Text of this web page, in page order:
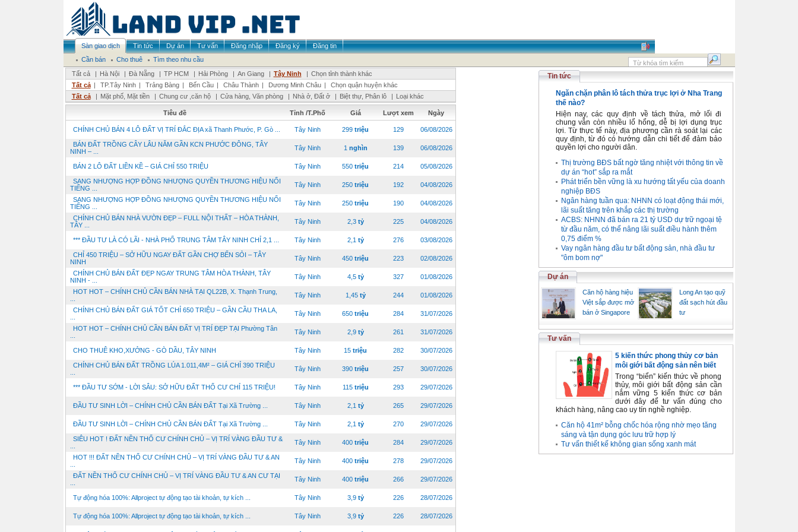
Sàn giao dịch Tin tức Dự án Tư vấn Đăng nhập Đăng ký
Đăng tin
Cần bán
Cho thuê
Tìm theo nhu cầu
Tất cả
| Hà Nội | Đà Nẵng | TP HCM | Hải Phòng | An Giang | Tây Ninh | Chọn tỉnh thành khác
Tất cả | TP.Tây Ninh | Trảng Bàng | Bến Cầu | Châu Thành | Dương Minh Châu |
Chọn quận huyện khác
Tất cả
| Mặt phố, Mặt tiền | Chung cư ,căn hộ | Cửa hàng, Văn phòng | Nhà ở, Đất ở | Biệt thự, Phân lô | Loại khác
Tiêu đề Tỉnh /T.Phố Giá Lượt xem Ngày
CHÍNH CHỦ BÁN 4 LÔ ĐẤT VỊ TRÍ ĐẮC ĐỊA xã Thanh Phước, P. Gò ... Tây Ninh 299 triệu 129 06/08/2026
BÁN ĐẤT TRỒNG CÂY LÂU NĂM GẦN KCN PHƯỚC ĐÔNG, TÂY
NINH – ...
Tây Ninh 1 nghìn 139 06/08/2026
BÁN 2 LÔ ĐẤT LIỀN KỀ – GIÁ CHỈ 550 TRIỆU Tây Ninh 550 triệu 214 05/08/2026
SANG NHƯỢNG HỢP ĐỒNG NHƯỢNG QUYỀN THƯƠNG HIỆU NỔI
TIẾNG ...
Tây Ninh 250 triệu 192 04/08/2026
SANG NHƯỢNG HỢP ĐỒNG NHƯỢNG QUYỀN THƯƠNG HIỆU NỔI
TIẾNG ...
Tây Ninh 250 triệu 190 04/08/2026
CHÍNH CHỦ BÁN NHÀ VƯỜN ĐẸP – FULL NỘI THẤT – HÒA THÀNH,
TÂY ...
Tây Ninh 2,3 tỷ 225 04/08/2026
*** ĐẦU TƯ LÀ CÓ LÃI - NHÀ PHỐ TRUNG TÂM TÂY NINH CHỈ 2,1 ... Tây Ninh 2,1 tỷ 276 03/08/2026
CHỈ 450 TRIỆU – SỞ HỮU NGAY ĐẤT GẦN CHỢ BẾN SỎI – TÂY
NINH
Tây Ninh 450 triệu 223 02/08/2026
CHÍNH CHỦ BÁN ĐẤT ĐẸP NGAY TRUNG TÂM HÒA THÀNH, TÂY
NINH - ...
Tây Ninh 4,5 tỷ 327 01/08/2026
HOT HOT – CHÍNH CHỦ CẦN BÁN NHÀ TẠI QL22B, X. Thạnh Trung,
Tây Ninh 1,45 tỷ 244 01/08/2026
CHÍNH CHỦ BÁN ĐẤT GIÁ TỐT CHỈ 650 TRIỆU – GẦN CẦU THA LA,
Tây Ninh 650 triệu 284 31/07/2026
HOT HOT – CHÍNH CHỦ CẦN BÁN ĐẤT VỊ TRÍ ĐẸP TẠI Phường Tân
Tây Ninh 2,9 tỷ 261 31/07/2026
CHO THUÊ KHO,XƯỞNG - GÒ DẦU, TÂY NINH Tây Ninh 15 triệu 282 30/07/2026
CHÍNH CHỦ BÁN ĐẤT TRỒNG LÚA 1.011,4M² – GIÁ CHỈ 390 TRIỆU
Tây Ninh 390 triệu 257 30/07/2026
*** ĐẦU TƯ SỚM - LỜI SÂU: SỞ HỮU ĐẤT THỔ CƯ CHỈ 115 TRIỆU! Tây Ninh 115 triệu 293 29/07/2026
ĐẦU TƯ SINH LỜI – CHÍNH CHỦ CẦN BÁN ĐẤT Tại Xã Trường ... Tây Ninh 2,1 tỷ 265 29/07/2026
ĐẦU TƯ SINH LỜI – CHÍNH CHỦ CẦN BÁN ĐẤT Tại Xã Trường ... Tây Ninh 2,1 tỷ 270 29/07/2026
SIÊU HOT ! ĐẤT NỀN THỔ CƯ CHÍNH CHỦ – VỊ TRÍ VÀNG ĐẦU TƯ &
Tây Ninh 400 triệu 284 29/07/2026
HOT !!! ĐẤT NỀN THỔ CƯ CHÍNH CHỦ – VỊ TRÍ VÀNG ĐẦU TƯ & AN
Tây Ninh 400 triệu 278 29/07/2026
ĐẤT NỀN THỔ CƯ CHÍNH CHỦ – VỊ TRÍ VÀNG ĐẦU TƯ & AN CƯ TẠI
Tây Ninh 400 triệu 266 29/07/2026
Tự động hóa 100%: Allproject tự động tạo tài khoản, tự kích ... Tây Ninh 3,9 tỷ 226 28/07/2026
Tự động hóa 100%: Allproject tự động tạo tài khoản, tự kích ... Tây Ninh 3,9 tỷ 226 28/07/2026
Tin tức
Ngăn chặn phân lô tách thửa trục lợi ở Nha Trang
thế nào?
Hiện nay, các quy định về tách thửa, mở lối đi
chung vẫn còn nhiều lổ hổng, dễ bị lợi dụng trục
lợi. Từ thực tế này, địa phương cần rà soát lại các
quy định, từ đó có hướng dẫn chi tiết để đảm bảo
quyền lợi cho người dân.
Thị trường BĐS bất ngờ tăng nhiệt với thông tin về
dự án “hot” sắp ra mắt
Phát triển bền vững là xu hướng tất yếu của doanh
nghiệp BĐS
Ngân hàng tuần qua: NHNN có loạt động thái mới,
lãi suất tăng trên khắp các thị trường
ACBS: NHNN đã bán ra 21 tỷ USD dự trữ ngoại tệ
từ đầu năm, có thể nâng lãi suất điều hành thêm
0,75 điểm %
Vay ngân hàng đầu tư bất động sản, nhà đầu tư
"ôm bom nợ"
Dự án
Căn hộ hàng hiệu
Việt sắp được mở
bán ở Singapore
Long An tạo quỹ
đất sạch hút đầu
tư
Tư vấn
5 kiến thức phong thủy cơ bản
môi giới bất động sản nên biết
Trong “biển” kiến thức về phong
thủy, môi giới bất động sản cần
nắm vững 5 kiến thức cơ bản
dưới đây để tư vấn đúng cho
khách hàng, nâng cao uy tín nghề nghiệp.
Căn hộ 41m² bỗng chốc hóa rộng nhờ mẹo tăng
sáng và tận dụng góc lưu trữ hợp lý
Tư vấn thiết kế không gian sống xanh mát